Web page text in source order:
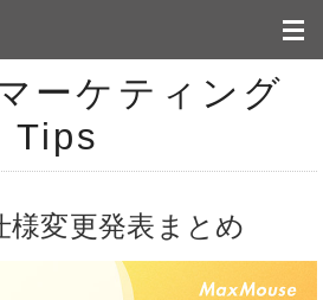
ーケティング
Tips
様変更発表まとめ